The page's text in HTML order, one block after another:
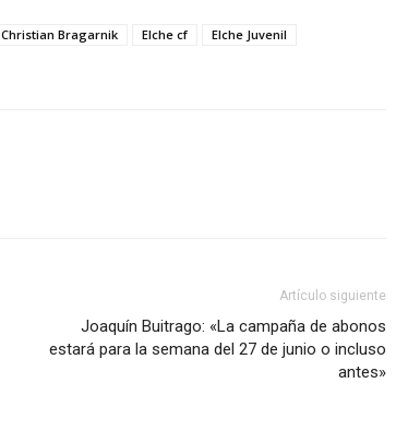
Christian Bragarnik Elche cf
Elche Juvenil
Artículo siguiente
Joaquín Buitrago: «La campaña de abonos
estará para la semana del 27 de junio o incluso
antes»